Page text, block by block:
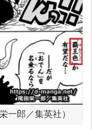
一郎／集英社）